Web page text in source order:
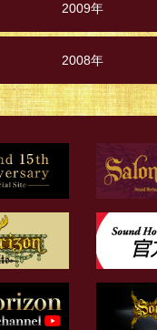
2009年
2008年